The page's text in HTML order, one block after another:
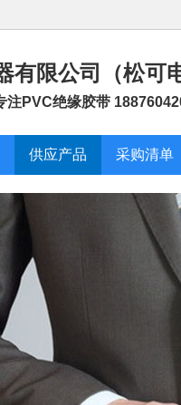
有限公司（松可
注PVC绝缘胶带
供应产品 采购清单